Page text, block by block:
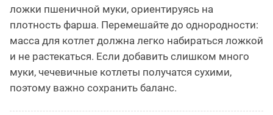
ложки пшеничной муки, ориентируясь на
плотность фарша. Перемешайте до однородности:
масса для котлет должна легко набираться ложкой
и не растекаться. Если добавить слишком много
муки, чечевичные котлеты получатся сухими,
поэтому важно сохранить баланс.